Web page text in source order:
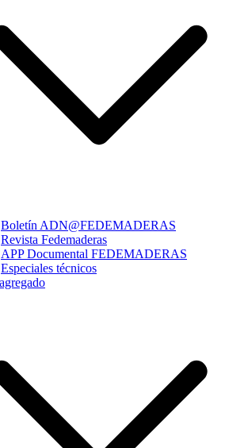
Boletín ADN@FEDEMADERAS
Revista Fedemaderas
APP Documental FEDEMADERAS
Especiales técnicos